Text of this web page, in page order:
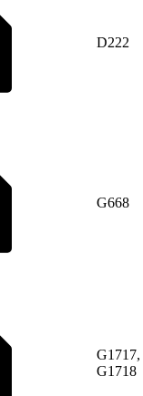
D222
G668
G1717,
G1718